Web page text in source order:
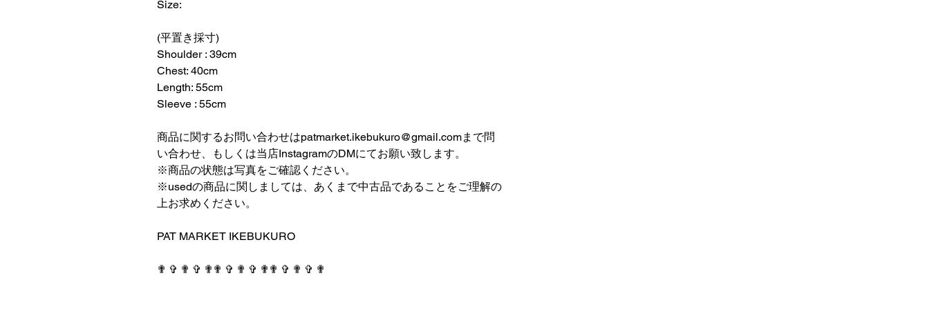
Size:
(平置き採寸)
Shoulder : 39cm
Chest: 40cm
Length: 55cm
Sleeve : 55cm
商品に関するお問い合わせはpatmarket.ikebukuro@gmail.comまで問
い合わせ、もしくは当店InstagramのDMにてお願い致します。
※商品の状態は写真をご確認ください。
※usedの商品に関しましては、あくまで中古品であることをご理解の
上お求めください。
PAT MARKET IKEBUKURO
✟ ✞ ✟ ✞ ✟✟ ✞ ✟ ✞ ✟✟ ✞ ✟ ✞ ✟